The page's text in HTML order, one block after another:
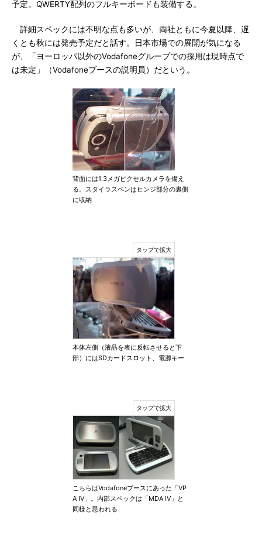
予定。QWERTY配列のフルキーボードも装備する。
詳細スペックには不明な点も多いが、両社ともに今夏以降、遅
くとも秋には発売予定だと話す。日本市場での展開が気になる
が、「ヨーロッパ以外のVodafoneグループでの採用は現時点で
は未定」（Vodafoneブースの説明員）だという。
背面には1.3メガピクセルカメラを備え
る。スタイラスペンはヒンジ部分の裏側
に収納
本体左側（液晶を表に反転させると下
部）にはSDカードスロット、電源キー
こちらはVodafoneブースにあった「VP
A IV」。内部スペックは「MDA IV」と
同様と思われる